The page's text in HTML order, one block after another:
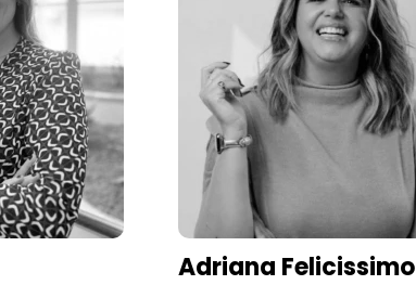
Adriana Felicissimo